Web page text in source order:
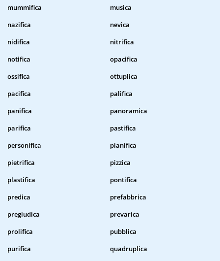
mummifica
musica
nazifica
nevica
nidifica
nitrifica
notifica
opacifica
ossifica
ottuplica
pacifica
palifica
panifica
panoramica
parifica
pastifica
personifica
pianifica
pietrifica
pizzica
plastifica
pontifica
predica
prefabbrica
pregiudica
prevarica
prolifica
pubblica
purifica
quadruplica